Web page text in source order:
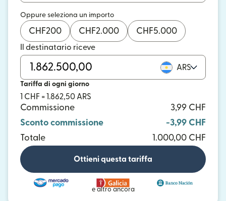
Oppure seleziona un importo
CHF200 CHF2.000 CHF5.000
Il destinatario riceve
ARS
Tariffa di ogni giorno
1 CHF = 1.862,50 ARS
Commissione
3,99 CHF
Sconto commissione
-3,99 CHF
Totale
1.000,00 CHF
Ottieni questa tariffa
e altro ancora